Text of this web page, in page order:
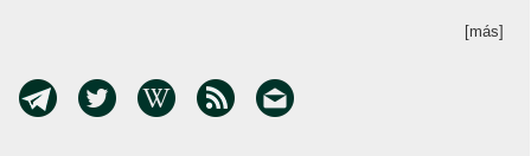
[más]